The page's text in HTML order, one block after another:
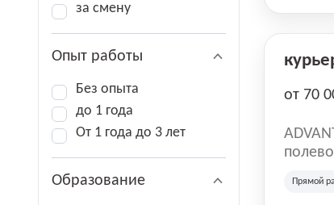
за смену
Опыт работы
Без опыта
до 1 года
От 1 года до 3 лет
Образование
от 70
на
Прямой